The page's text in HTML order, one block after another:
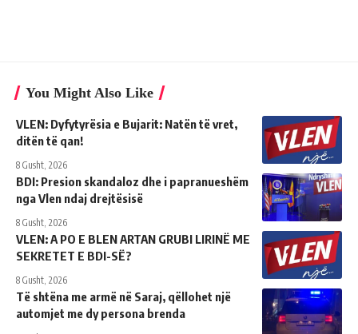
You Might Also Like
VLEN: Dyfytyrësia e Bujarit: Natën të vret,
ditën të qan!
8 Gusht, 2026
BDI: Presion skandaloz dhe i papranueshëm
nga Vlen ndaj drejtësisë
8 Gusht, 2026
VLEN: A PO E BLEN ARTAN GRUBI LIRINË ME
SEKRETET E BDI-SË?
8 Gusht, 2026
Të shtëna me armë në Saraj, qëllohet një
automjet me dy persona brenda